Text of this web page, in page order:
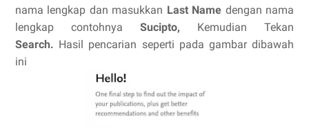
nama lengkap dan masukkan Last Name dengan nama
lengkap contohnya Sucipto, Kemudian Tekan
Search. Hasil pencarian seperti pada gambar dibawah
ini